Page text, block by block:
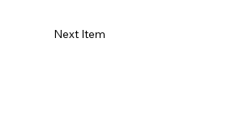
Next Item